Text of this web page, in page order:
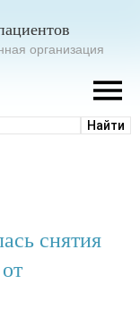
организация
снятия